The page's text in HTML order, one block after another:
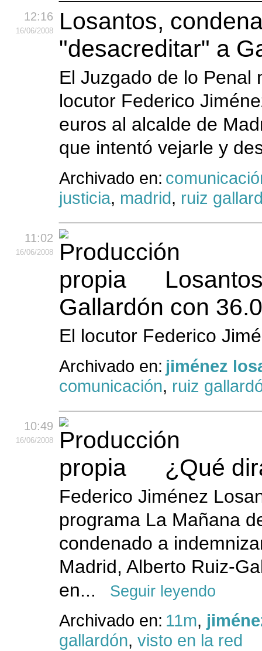
12:16
16/06/2008
Losantos,
"desacreditar" a
El Juzgado de lo Penal
locutor Federico
euros al alcalde de
que intentó vejarle y
Archivado en:
justicia, madrid, ruiz
11:02
16/06/2008
Gallardón con
El locutor Federico
Archivado en: jiménez
comunicación, ruiz
10:49
16/06/2008
¿Qué
Federico Jiménez
programa La Mañana
condenado a
Madrid, Alberto Ruiz-
en...
Seguir leyendo
Archivado en: 11m,
gallardón, visto en la red